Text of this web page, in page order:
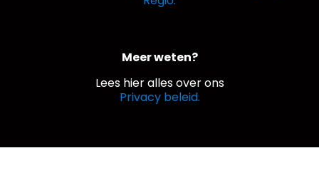
Meer weten?
Lees hier alles over ons
Privacy beleid.